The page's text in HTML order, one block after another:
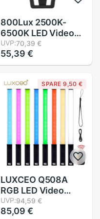
800Lux 2500K-
6500K LED Video
Licht Einstellbar Ball
Kopf Mini Vlog
Füllen Licht
Hafen Kamera Licht
Für Selfie Video
UVP:70,39 €
55,39 €
SPARE 9,50 €
LUXCEO Q508A
RGB LED Video
Licht Zauberstab
Rohr Fotografie
UVP:94,59 €
85,09 €